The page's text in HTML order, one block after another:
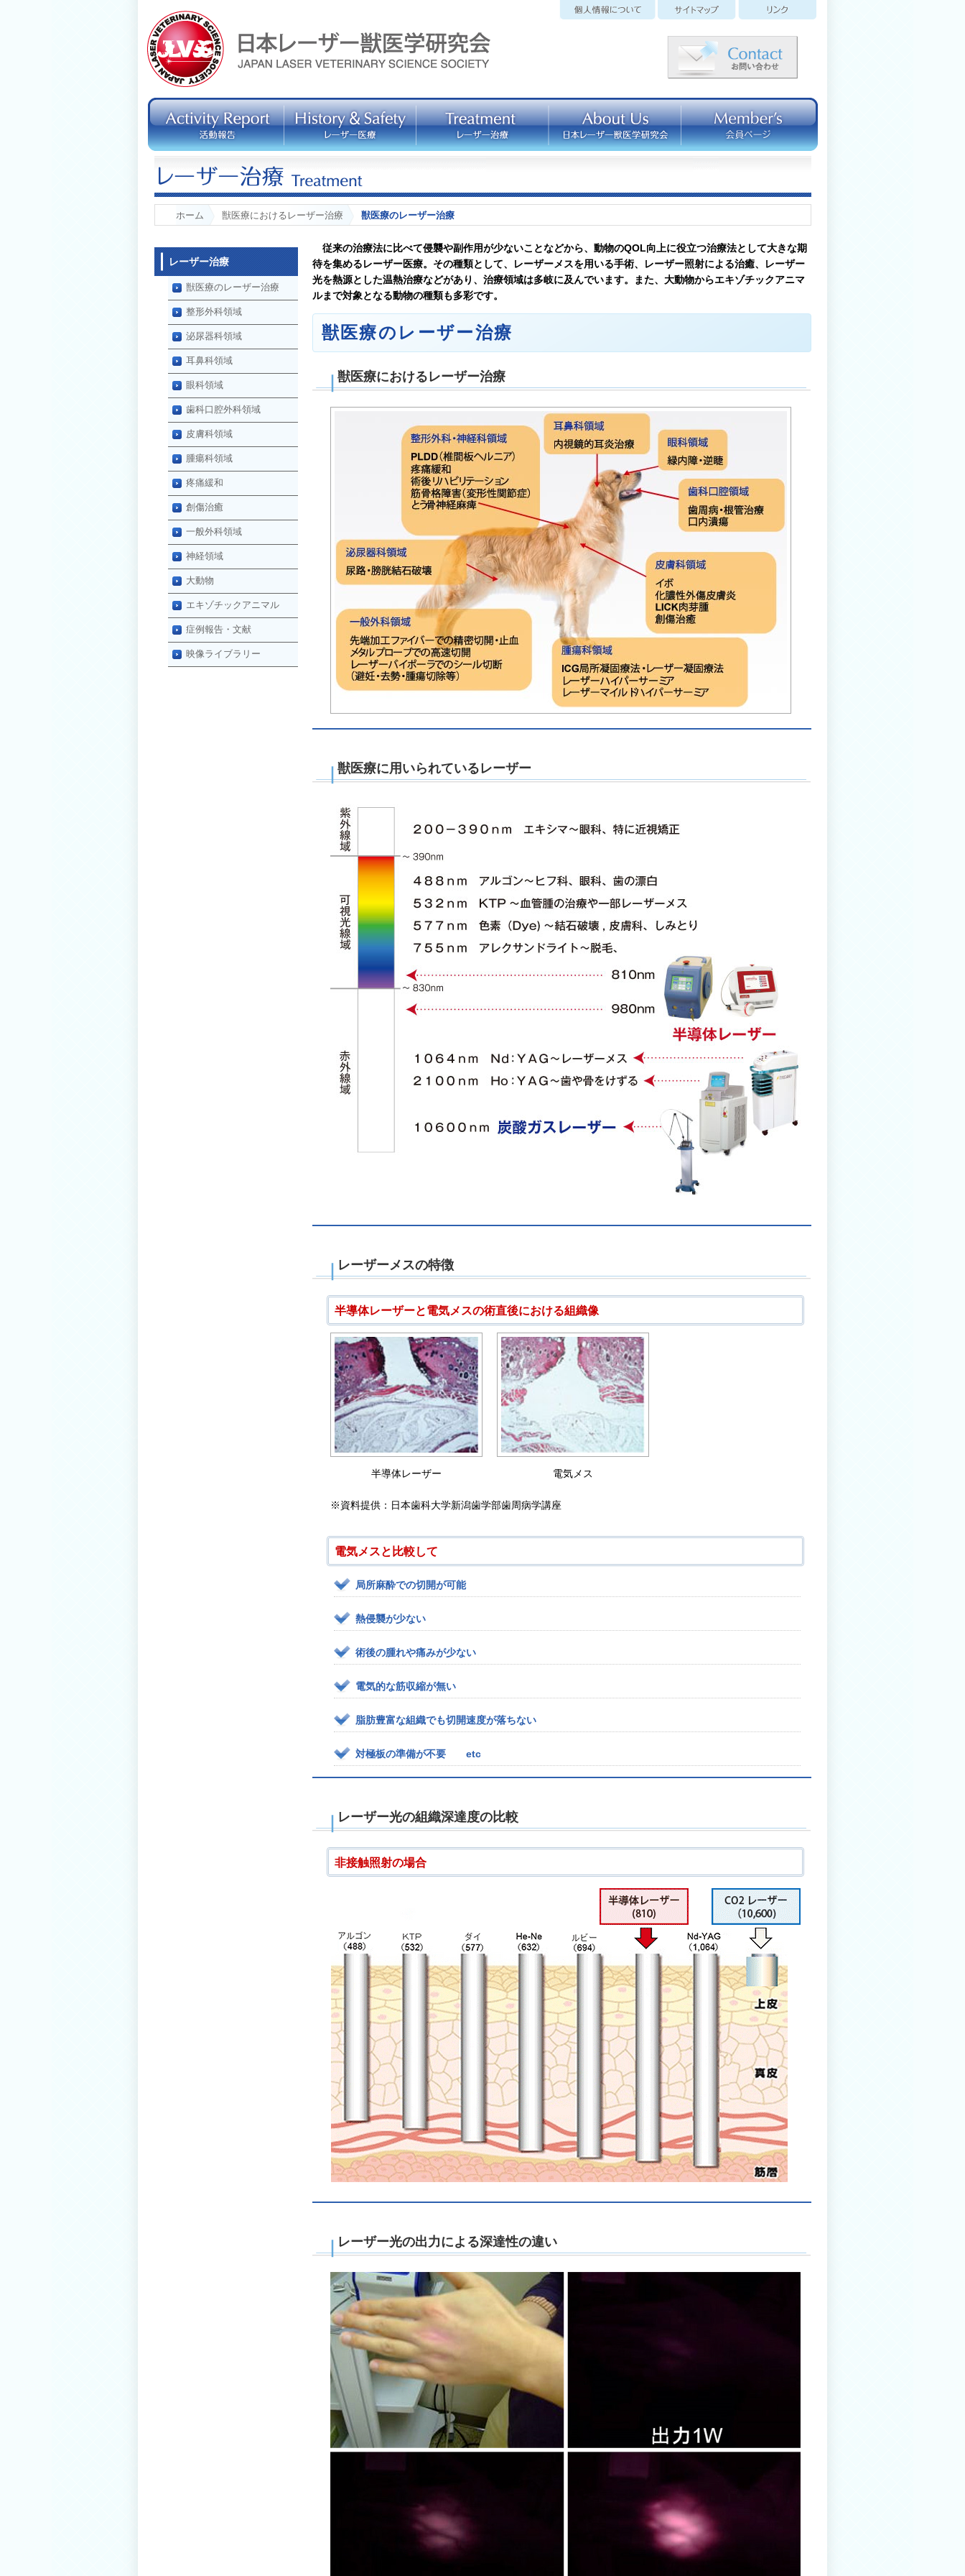
ホーム 獣医療におけるレーザー治療 獣医療のレーザー治療
従来の治療法に比べて侵襲や副作用が少ないことなどから、動物のQOL向上に役立つ治療法として大きな期
待を集めるレーザー医療。その種類として、レーザーメスを用いる手術、レーザー照射による治癒、レーザー
光を熱源とした温熱治療などがあり、治療領域は多岐に及んでいます。また、大動物からエキゾチックアニマ
ルまで対象となる動物の種類も多彩です。
獣医療のレーザー治療
獣医療におけるレーザー治療
獣医療に用いられているレーザー
レーザーメスの特徴
半導体レーザーと電気メスの術直後における組織像
半導体レーザー 電気メス
※資料提供：日本歯科大学新潟歯学部歯周病学講座
電気メスと比較して
局所麻酔での切開が可能
熱侵襲が少ない
術後の腫れや痛みが少ない
電気的な筋収縮が無い
脂肪豊富な組織でも切開速度が落ちない
対極板の準備が不要 etc
レーザー光の組織深達度の比較
非接触照射の場合
レーザー光の出力による深達性の違い
レーザー治療
獣医療のレーザー治療
整形外科領域
泌尿器科領域
耳鼻科領域
眼科領域
歯科口腔外科領域
皮膚科領域
腫瘍科領域
疼痛緩和
創傷治癒
一般外科領域
神経領域
大動物
エキゾチックアニマル
症例報告・文献
映像ライブラリー